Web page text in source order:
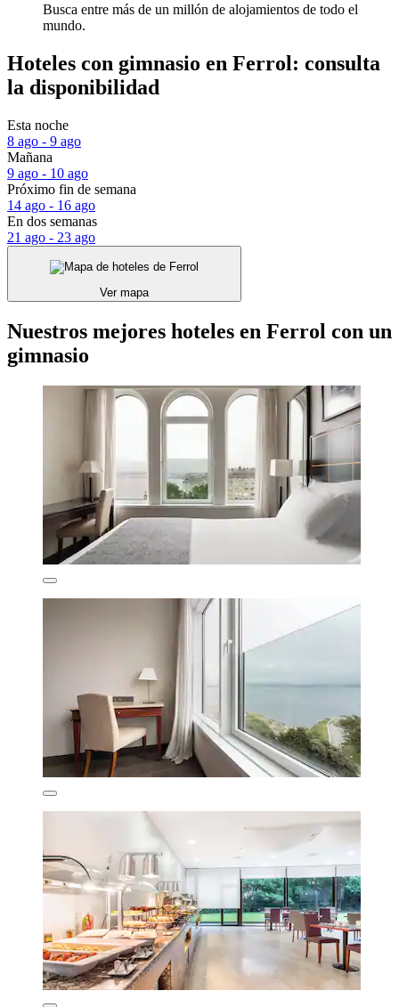
Busca entre más de un millón de alojamientos de todo el
mundo.
Hoteles con gimnasio en Ferrol: consulta
la disponibilidad
Esta noche
8 ago - 9 ago
Mañana
9 ago - 10 ago
Próximo fin de semana
14 ago - 16 ago
En dos semanas
21 ago - 23 ago
Ver mapa
Nuestros mejores hoteles en Ferrol con un
gimnasio